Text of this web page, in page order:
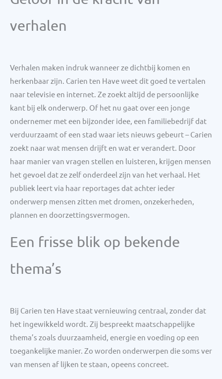
verhalen
Verhalen maken indruk wanneer ze dichtbij komen en
herkenbaar zijn. Carien ten Have weet dit goed te vertalen
naar televisie en internet. Ze zoekt altijd de persoonlijke
kant bij elk onderwerp. Of het nu gaat over een jonge
ondernemer met een bijzonder idee, een familiebedrijf dat
verduurzaamt of een stad waar iets nieuws gebeurt – Carien
zoekt naar wat mensen drijft en wat er verandert. Door
haar manier van vragen stellen en luisteren, krijgen mensen
het gevoel dat ze zelf onderdeel zijn van het verhaal. Het
publiek leert via haar reportages dat achter ieder
onderwerp mensen zitten met dromen, onzekerheden,
plannen en doorzettingsvermogen.
Een frisse blik op bekende
thema’s
Bij Carien ten Have staat vernieuwing centraal, zonder dat
het ingewikkeld wordt. Zij bespreekt maatschappelijke
thema’s zoals duurzaamheid, energie en voeding op een
toegankelijke manier. Zo worden onderwerpen die soms ver
van mensen af lijken te staan, opeens concreet.